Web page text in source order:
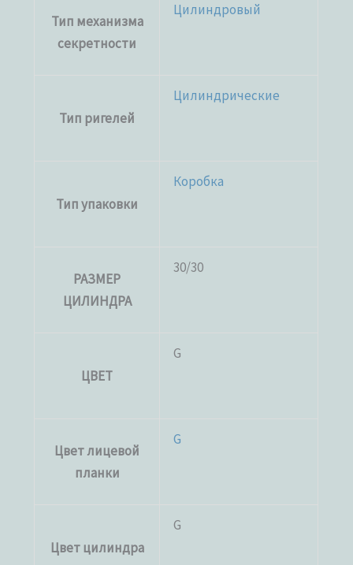
Тип механизма
секретности
Цилиндровый
Тип ригелей
Цилиндрические
Тип упаковки
Коробка
РАЗМЕР
ЦИЛИНДРА
30/30
ЦВЕТ
G
Цвет лицевой
планки
G
Цвет цилиндра
G